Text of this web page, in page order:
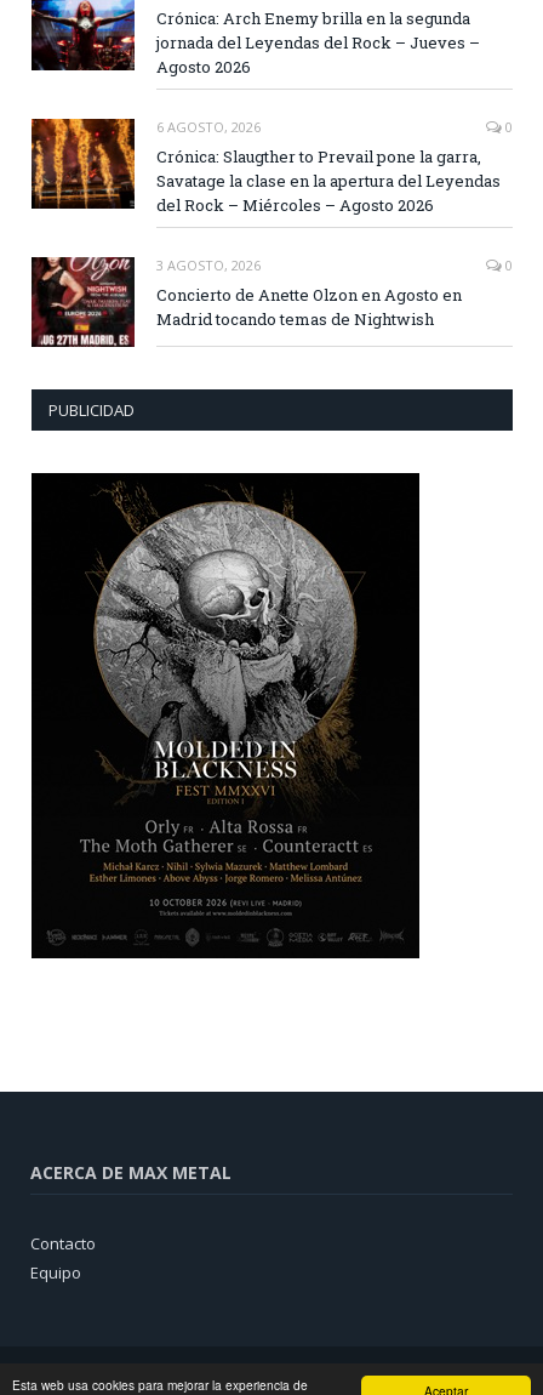
Aceptar
Esta web usa cookies para mejorar la experiencia de
Crónica: Arch Enemy brilla en la segunda
jornada del Leyendas del Rock – Jueves –
Agosto 2026
6 AGOSTO, 2026 0
Crónica: Slaugther to Prevail pone la garra,
Savatage la clase en la apertura del Leyendas
del Rock – Miércoles – Agosto 2026
3 AGOSTO, 2026 0
Concierto de Anette Olzon en Agosto en
Madrid tocando temas de Nightwish
PUBLICIDAD
ACERCA DE MAX METAL
Contacto
Equipo